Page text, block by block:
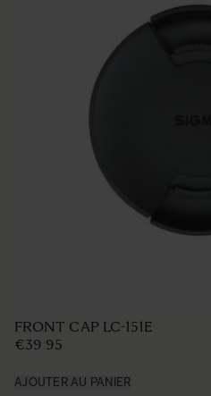
FRONT CAP LC-151E
€39 95
AJOUTER AU PANIER